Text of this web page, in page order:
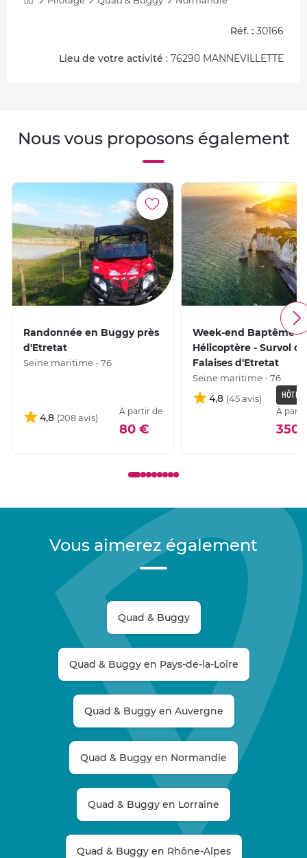
Réf. : 30166
Lieu de votre activité : 76290 MANNEVILLETTE
Nous vous proposons également
Randonnée en Buggy près
d'Etretat
Seine maritime - 76
4,8
À partir de
80 €
Week-end Baptême
Hélicoptère - Survol
Falaises d'Etretat
Seine maritime - 76
4,8 HÔTEL
À
Vous aimerez également
Quad & Buggy
Quad & Buggy en Pays-de-la-Loire
Quad & Buggy en Auvergne
Quad & Buggy en Normandie
Quad & Buggy en Lorraine
Quad & Buggy en Rhône-Alpes